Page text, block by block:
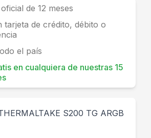
de 12 meses
tarjeta de crédito, débito o
el país
en cualquiera de nuestras 15
S200 TG ARGB